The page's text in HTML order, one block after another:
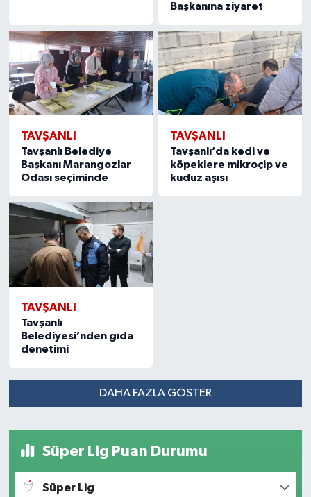
Başkanına ziyaret
TAVŞANLI
Tavşanlı Belediye
Başkanı Marangozlar
Odası seçiminde
TAVŞANLI
Tavşanlı’da kedi ve
köpeklere mikroçip ve
kuduz aşısı
TAVŞANLI
Tavşanlı
Belediyesi’nden gıda
denetimi
DAHA FAZLA GÖSTER
Süper Lig Puan Durumu
Süper Lig